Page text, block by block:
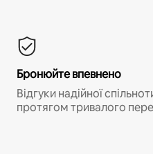
Бронюйте впевнено
Відгуки надійної
протягом тривалого